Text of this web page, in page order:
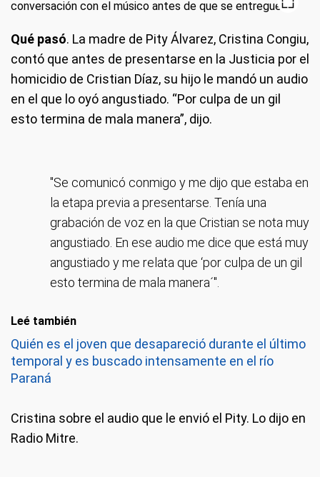
Qué pasó. La madre de Pity Álvarez, Cristina Congiu,
contó que antes de presentarse en la Justicia por el
homicidio de Cristian Díaz, su hijo le mandó un audio
en el que lo oyó angustiado. “Por culpa de un gil
esto termina de mala manera”, dijo.
"Se comunicó conmigo y me dijo que estaba en
la etapa previa a presentarse. Tenía una
grabación de voz en la que Cristian se nota muy
angustiado. En ese audio me dice que está muy
angustiado y me relata que ‘por culpa de un gil
esto termina de mala manera´".
Leé también
Quién es el joven que desapareció durante el último
temporal y es buscado intensamente en el río
Paraná
Cristina sobre el audio que le envió el Pity. Lo dijo en
Radio Mitre.